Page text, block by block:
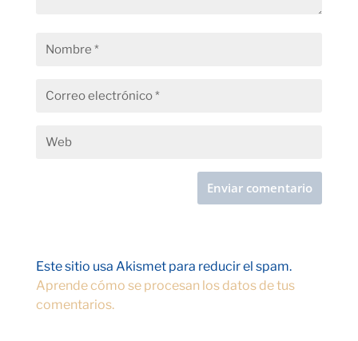
Este sitio usa Akismet para reducir el spam.
Aprende cómo se procesan los datos de tus
comentarios.